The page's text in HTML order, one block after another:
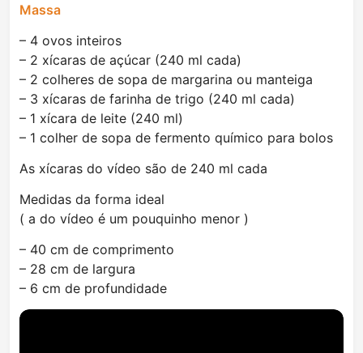
Massa
– 4 ovos inteiros
– 2 xícaras de açúcar (240 ml cada)
– 2 colheres de sopa de margarina ou manteiga
– 3 xícaras de farinha de trigo (240 ml cada)
– 1 xícara de leite (240 ml)
– 1 colher de sopa de fermento químico para bolos
As xícaras do vídeo são de 240 ml cada
Medidas da forma ideal
( a do vídeo é um pouquinho menor )
– 40 cm de comprimento
– 28 cm de largura
– 6 cm de profundidade